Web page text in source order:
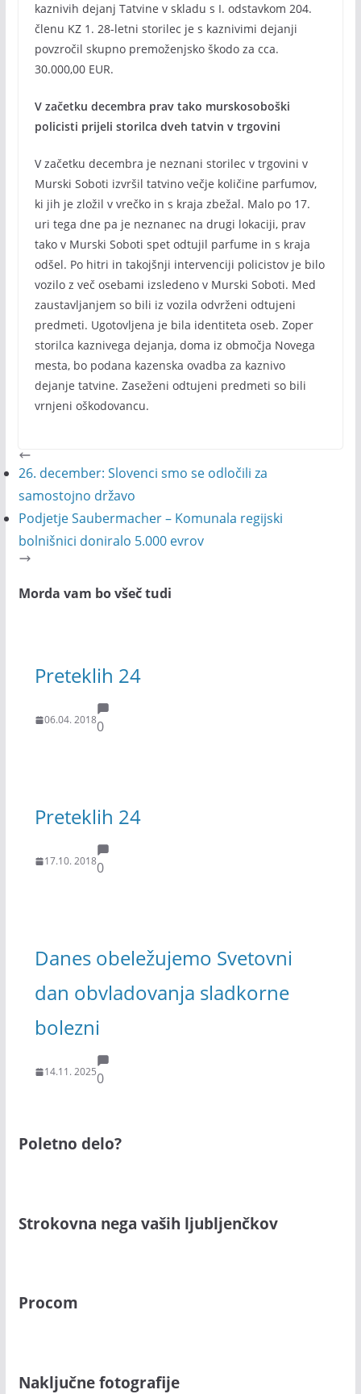
kaznivih dejanj Tatvine v skladu s I. odstavkom 204.
členu KZ 1. 28-letni storilec je s kaznivimi dejanji
povzročil skupno premoženjsko škodo za cca.
30.000,00 EUR.
V začetku decembra prav tako murskosoboški
policisti prijeli storilca dveh tatvin v trgovini
V začetku decembra je neznani storilec v trgovini v
Murski Soboti izvršil tatvino večje količine parfumov,
ki jih je zložil v vrečko in s kraja zbežal. Malo po 17.
uri tega dne pa je neznanec na drugi lokaciji, prav
tako v Murski Soboti spet odtujil parfume in s kraja
odšel. Po hitri in takojšnji intervenciji policistov je bilo
vozilo z več osebami izsledeno v Murski Soboti. Med
zaustavljanjem so bili iz vozila odvrženi odtujeni
predmeti. Ugotovljena je bila identiteta oseb. Zoper
storilca kaznivega dejanja, doma iz območja Novega
mesta, bo podana kazenska ovadba za kaznivo
dejanje tatvine. Zaseženi odtujeni predmeti so bili
vrnjeni oškodovancu.
26. december: Slovenci smo se odločili za
samostojno državo
Podjetje Saubermacher – Komunala regijski
bolnišnici doniralo 5.000 evrov
Morda vam bo všeč tudi
Preteklih 24
06.04. 20180
Preteklih 24
17.10. 20180
Danes obeležujemo Svetovni
dan obvladovanja sladkorne
bolezni
14.11. 20250
Poletno delo?
Strokovna nega vaših ljubljenčkov
Procom
Naključne fotografije